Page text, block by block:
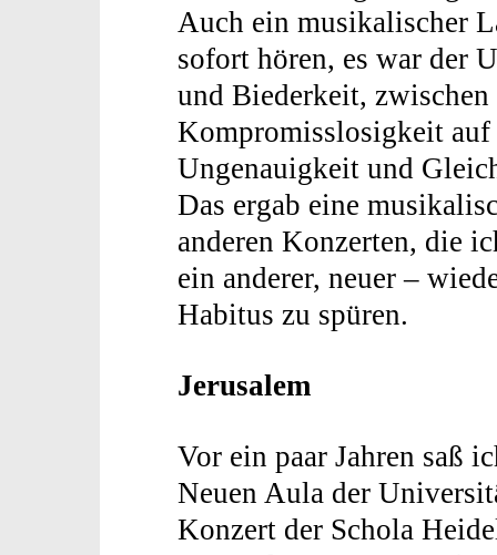
Auch ein musikalischer
sofort hören, es war der
und Biederkeit,
Kompromisslosigkeit
Ungenauigkeit und
Das ergab eine
anderen Konzerten, die
ein anderer, neuer –
Habitus zu spüren.
Jerusalem
Vor ein paar Jahren saß
Neuen Aula der
Konzert der Schola